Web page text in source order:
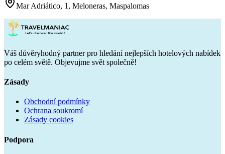
Mar Adriático, 1, Meloneras, Maspalomas
Váš důvěryhodný partner pro hledání nejlepších hotelových nabídek
po celém světě. Objevujme svět společně!
Zásady
Obchodní podmínky
Ochrana soukromí
Zásady cookies
Podpora